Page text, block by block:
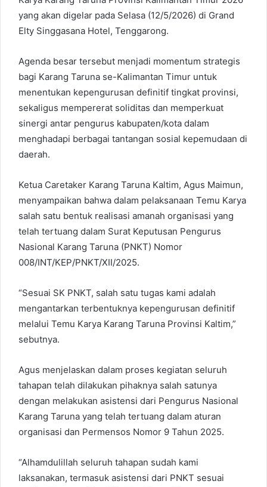
yang akan digelar pada Selasa (12/5/2026) di Grand
Elty Singgasana Hotel, Tenggarong.
Agenda besar tersebut menjadi momentum strategis
bagi Karang Taruna se-Kalimantan Timur untuk
menentukan kepengurusan definitif tingkat provinsi,
sekaligus mempererat soliditas dan memperkuat
sinergi antar pengurus kabupaten/kota dalam
menghadapi berbagai tantangan sosial kepemudaan di
daerah.
Ketua Caretaker Karang Taruna Kaltim, Agus Maimun,
menyampaikan bahwa dalam pelaksanaan Temu Karya
salah satu bentuk realisasi amanah organisasi yang
telah tertuang dalam Surat Keputusan Pengurus
Nasional Karang Taruna (PNKT) Nomor
008/INT/KEP/PNKT/XII/2025.
“Sesuai SK PNKT, salah satu tugas kami adalah
mengantarkan terbentuknya kepengurusan definitif
melalui Temu Karya Karang Taruna Provinsi Kaltim,”
sebutnya.
Agus menjelaskan dalam proses kegiatan seluruh
tahapan telah dilakukan pihaknya salah satunya
dengan melakukan asistensi dari Pengurus Nasional
Karang Taruna yang telah tertuang dalam aturan
organisasi dan Permensos Nomor 9 Tahun 2025.
“Alhamdulillah seluruh tahapan sudah kami
laksanakan, termasuk asistensi dari PNKT sesuai